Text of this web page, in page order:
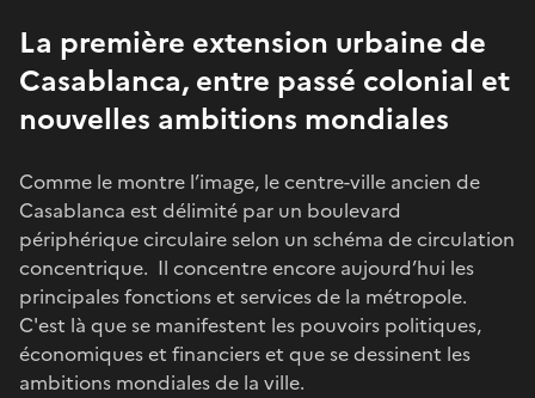
La première extension urbaine de
Casablanca, entre passé colonial et
nouvelles ambitions mondiales
Comme le montre l’image, le centre-ville ancien de
Casablanca est délimité par un boulevard
périphérique circulaire selon un schéma de circulation
concentrique. Il concentre encore aujourd’hui les
principales fonctions et services de la métropole.
C'est là que se manifestent les pouvoirs politiques,
économiques et financiers et que se dessinent les
ambitions mondiales de la ville.